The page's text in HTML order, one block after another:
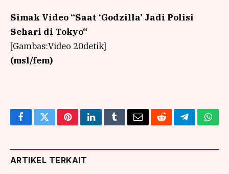
Simak Video “Saat ‘Godzilla’ Jadi Polisi
Sehari di Tokyo“
[Gambas:Video 20detik]
(msl/fem)
FacebookTwitterPinterestLinkedInTumblrEmailRedditTelegram
ARTIKEL TERKAIT